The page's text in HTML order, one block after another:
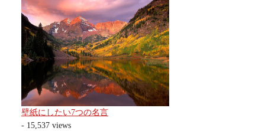
壁紙にしたい7つの名言
- 15,537 views